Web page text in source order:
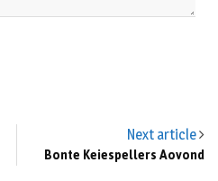
Next article
Bonte Keiespellers Aovond